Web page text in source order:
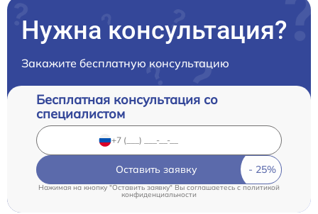
Нужна консультация?
Закажите бесплатную консультацию
Бесплатная консультация со
специалистом
Оставить заявку
Нажимая на кнопку "Оставить заявку" Вы соглашаетесь cполитикой
конфиденциальности